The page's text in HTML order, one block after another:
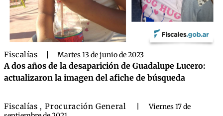
Fiscalías Martes 13 de junio de 2023
A dos años de la desaparición de Guadalupe Lucero:
actualizaron la imagen del afiche de búsqueda
Fiscalías , Procuración General
Viernes 17 de